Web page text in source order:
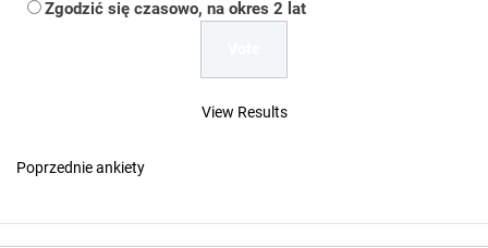
Zgodzić się czasowo, na okres 2 lat
View Results
Poprzednie ankiety